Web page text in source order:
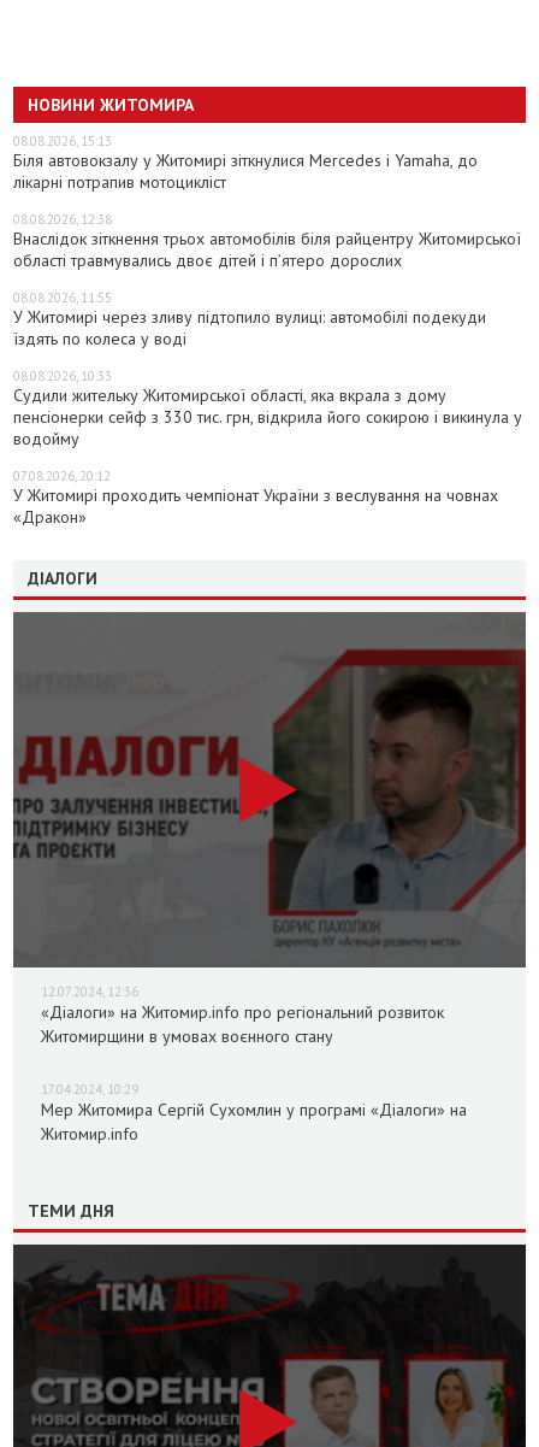
НОВИНИ ЖИТОМИРА
08.08.2026, 15:13
Біля автовокзалу у Житомирі зіткнулися Mercedes і Yamaha, до
лікарні потрапив мотоцикліст
08.08.2026, 12:38
Внаслідок зіткнення трьох автомобілів біля райцентру Житомирської
області травмувались двоє дітей і пʼятеро дорослих
08.08.2026, 11:55
У Житомирі через зливу підтопило вулиці: автомобілі подекуди
їздять по колеса у воді
08.08.2026, 10:33
Судили жительку Житомирської області, яка вкрала з дому
пенсіонерки сейф з 330 тис. грн, відкрила його сокирою і викинула у
водойму
07.08.2026, 20:12
У Житомирі проходить чемпіонат України з веслування на човнах
«Дракон»
ДІАЛОГИ
12.07.2024, 12:36
«Діалоги» на Житомир.info про регіональний розвиток
Житомирщини в умовах воєнного стану
17.04.2024, 10:29
Мер Житомира Сергій Сухомлин у програмі «Діалоги» на
Житомир.info
ТЕМИ ДНЯ